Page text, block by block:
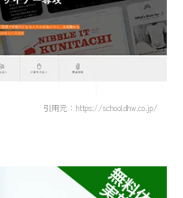
引用元：https://school.dhw.co.jp/